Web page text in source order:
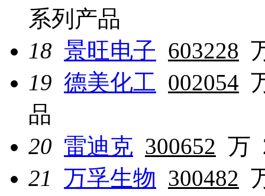
系列产品
18 景旺电子 603228
19 德美化工 002054
品
20 雷迪克 300652 万
21 万孚生物 300482